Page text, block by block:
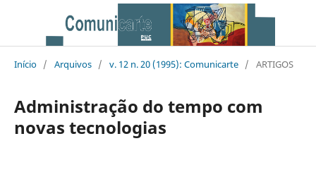
Início / Arquivos / v. 12 n. 20 (1995): Comunicarte / ARTIGOS
Administração do tempo com
novas tecnologias